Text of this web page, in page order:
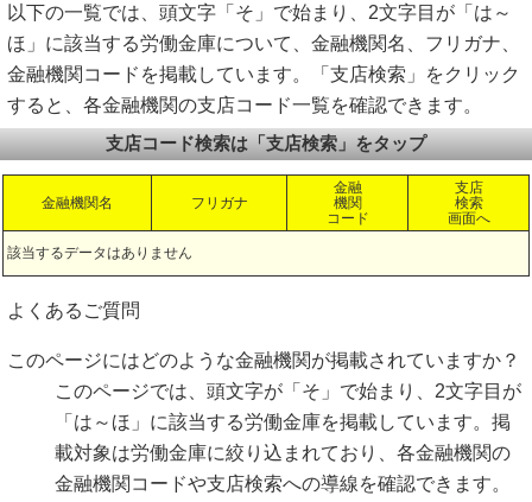
以下の一覧では、頭文字「そ」で始まり、2文字目が「は～
ほ」に該当する労働金庫について、金融機関名、フリガナ、
金融機関コードを掲載しています。「支店検索」をクリック
すると、各金融機関の支店コード一覧を確認できます。
支店コード検索は「支店検索」をタップ
金融機関名 フリガナ
金融
機関
コード
支店
検索
画面へ
該当するデータはありません
よくあるご質問
このページにはどのような金融機関が掲載されていますか？
このページでは、頭文字が「そ」で始まり、2文字目が
「は～ほ」に該当する労働金庫を掲載しています。掲
載対象は労働金庫に絞り込まれており、各金融機関の
金融機関コードや支店検索への導線を確認できます。